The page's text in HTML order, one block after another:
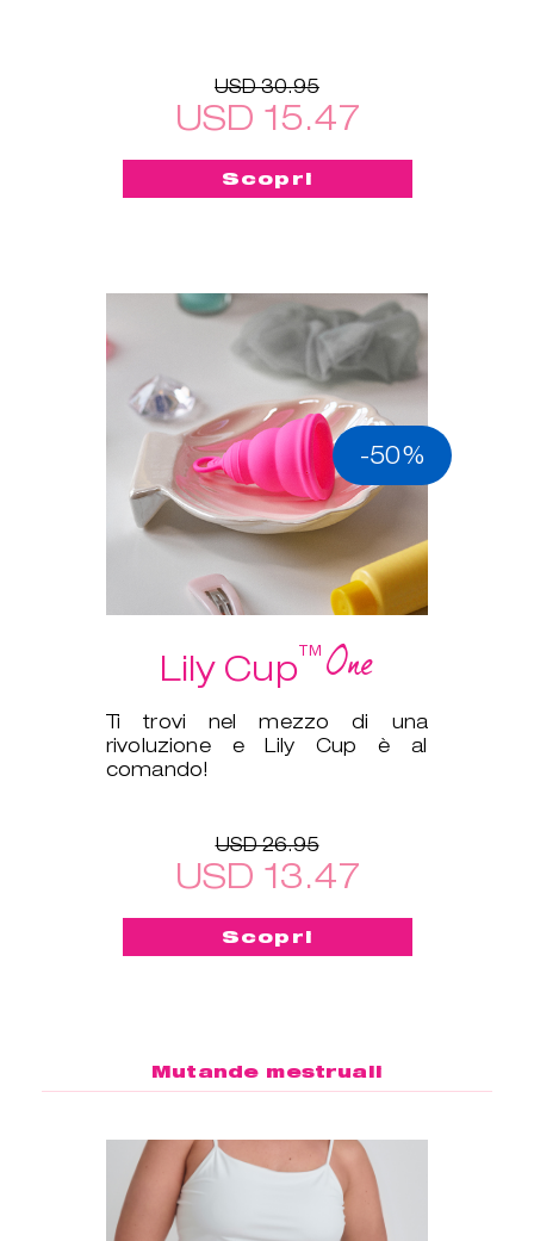
USD 30.95
USD 15.47
Scopri
-50%
Lily Cup™One
Ti trovi nel mezzo di una
rivoluzione e Lily Cup è al
comando!
USD 26.95
USD 13.47
Scopri
Mutande mestruali